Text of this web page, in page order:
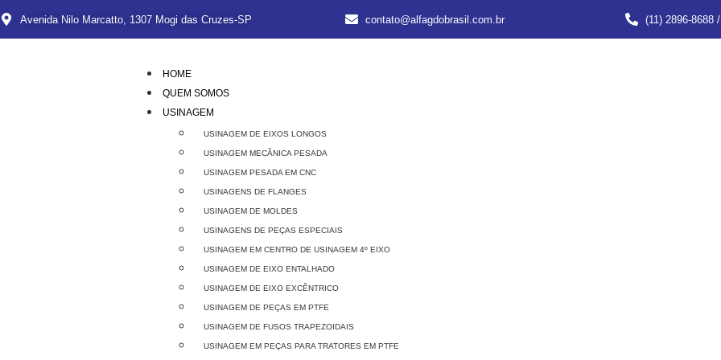
Avenida Nilo Marcatto, 1307 Mogi das Cruzes-SP contato@alfagdobrasil.com.br (11) 2896-8688
HOME
QUEM SOMOS
USINAGEM
USINAGEM DE EIXOS LONGOS
USINAGEM MECÂNICA PESADA
USINAGEM PESADA EM CNC
USINAGENS DE FLANGES
USINAGEM DE MOLDES
USINAGENS DE PEÇAS ESPECIAIS
USINAGEM EM CENTRO DE USINAGEM 4º EIXO
USINAGEM DE EIXO ENTALHADO
USINAGEM DE EIXO EXCÊNTRICO
USINAGEM DE PEÇAS EM PTFE
USINAGEM DE FUSOS TRAPEZOIDAIS
USINAGEM EM PEÇAS PARA TRATORES EM PTFE